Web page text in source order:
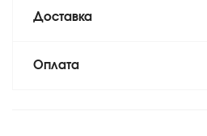
Доставка
Оплата